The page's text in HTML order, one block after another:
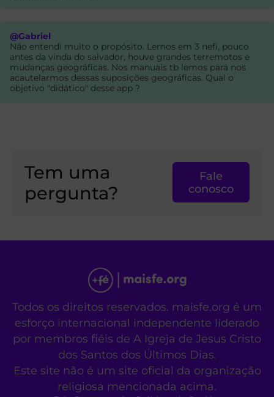
@Gabriel
Não entendi muito o propósito. Lemos em 3 nefi, pouco
antes da vinda do salvador, houve grandes terremotos e
mudanças geográficas. Nos manuais tb lemos para nos
acautelarmos dessas suposições geográficas. Qual o
objetivo "didático" desse app ?
Tem uma
pergunta?
Fale
conosco
Todos os direitos reservados. maisfe.org é um
esforço internacional independente liderado
por membros fiéis de A Igreja de Jesus Cristo
dos Santos dos Últimos Dias.
Este site não é um site oficial da organização
religiosa mencionada acima.